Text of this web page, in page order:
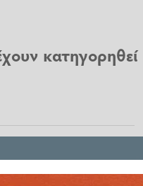
κατηγορηθεί